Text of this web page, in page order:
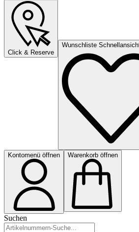
Click & Reserve
Wunschliste
Kontomenü öffnen Warenkorb öffnen
Suchen